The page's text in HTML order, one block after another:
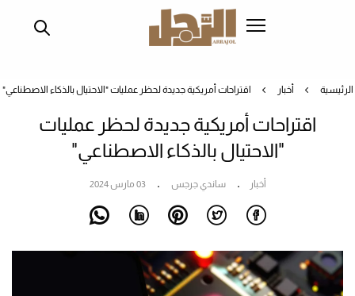
الرئيسية أخبار اقتراحات أمريكية جديدة لحظر عمليات "الاحتيال بالذكاء الاصطناعي"
اقتراحات أمريكية جديدة لحظر عمليات
"الاحتيال بالذكاء الاصطناعي"
أخبار ساندي جرجس 03 مارس 2024